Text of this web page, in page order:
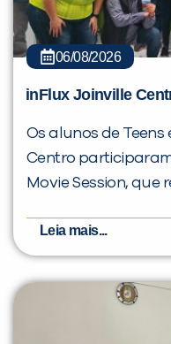
06/08/2026
inFlux Joinville
Os alunos de
Centro
Movie Session, que
Leia mais...